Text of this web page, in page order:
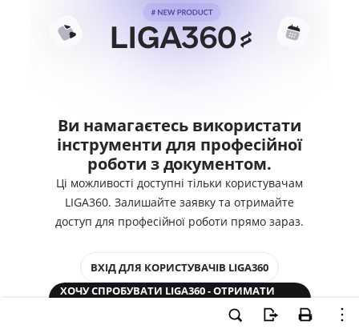
Ви намагаєтесь використати
інструменти для професійної
роботи з документом.
Ці можливості доступні тільки користувачам
LIGA360. Залишайте заявку та отримайте
доступ для професійної роботи прямо зараз.
ВХІД ДЛЯ КОРИСТУВАЧІВ LIGA360
ХОЧУ СПРОБУВАТИ LIGA360 - ОТРИМАТИ